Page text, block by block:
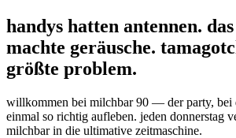
handys hatten antennen.
machte geräusche.
größte problem.
willkommen bei milchbar 90 — der party, bei
einmal so richtig aufleben. jeden donnerstag
milchbar in die ultimative zeitmaschine.